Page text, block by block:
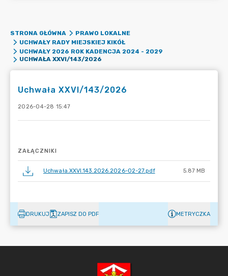
STRONA GŁÓWNA
PRAWO LOKALNE
UCHWAŁY RADY MIEJSKIEJ KIKÓŁ
UCHWAŁY 2026 ROK KADENCJA 2024 - 2029
UCHWAŁA XXVI/143/2026
Uchwała XXVI/143/2026
2026-04-28 15:47
ZAŁĄCZNIKI
Uchwała.XXVI.143.2026.2026-02-27.pdf 5.87 MB
DRUKUJ ZAPISZ DO PDF METRYCZKA